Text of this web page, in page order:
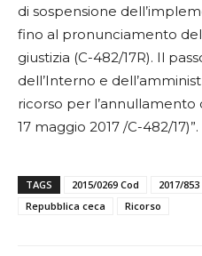
di sospensione
fino al pronunciamento
giustizia (C-482/17R). Il
dell’Interno e
ricorso per l’annullamento
17 maggio 2017 /C-482/17)”.
TAGS 2015/0269 Cod 2017/853
Repubblica ceca
Ricorso